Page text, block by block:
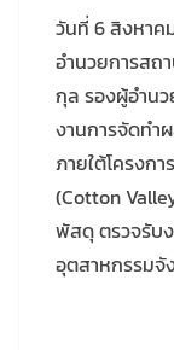
วันที่ 6 สิงหาค
อำนวยการสถ
กุล รองผู้อำน
งานการจัดท
ภายใต้โครงก
(Cotton
พัสดุ ตรวจรับ
อุตสาหกรรมจั